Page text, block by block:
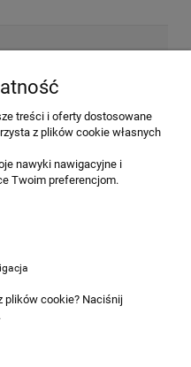
informacji
email. Więcej w
treści i oferty dostosowane
z plików cookie własnych
nawyki nawigacyjne i
Twoim preferencjom.
plików cookie? Naciśnij